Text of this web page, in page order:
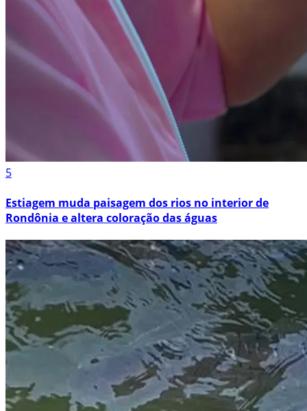
5
Estiagem muda paisagem dos rios no interior de
Rondônia e altera coloração das águas